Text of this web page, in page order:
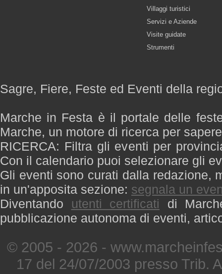
Villaggi turistici
Servizi e Aziende
Visite guidate
Strumenti
Sagre, Fiere, Feste ed Eventi della
Marche in Festa è il portale delle
Marche, un motore di ricerca per
RICERCA: Filtra gli eventi per
Con il calendario puoi selezionare gli
Gli eventi sono curati dalla redazione,
in un'apposita sezione: segnala un
Diventando utenti certificati di
pubblicazione autonoma di eventi,
© 2005 - 2026 -
17 del 24/07/2003 presso Trib.